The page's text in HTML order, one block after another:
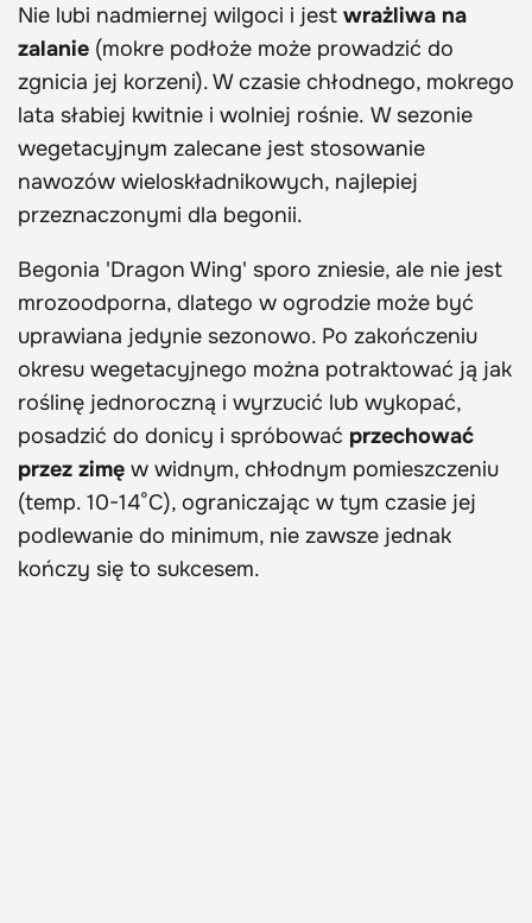
Nie lubi nadmiernej wilgoci i jest wrażliwa na
zalanie (mokre podłoże może prowadzić do
zgnicia jej korzeni). W czasie chłodnego, mokrego
lata słabiej kwitnie i wolniej rośnie. W sezonie
wegetacyjnym zalecane jest stosowanie
nawozów wieloskładnikowych, najlepiej
przeznaczonymi dla begonii.
Begonia 'Dragon Wing' sporo zniesie, ale nie jest
mrozoodporna, dlatego w ogrodzie może być
uprawiana jedynie sezonowo. Po zakończeniu
okresu wegetacyjnego można potraktować ją jak
roślinę jednoroczną i wyrzucić lub wykopać,
posadzić do donicy i spróbować przechować
przez zimę w widnym, chłodnym pomieszczeniu
(temp. 10-14°C), ograniczając w tym czasie jej
podlewanie do minimum, nie zawsze jednak
kończy się to sukcesem.